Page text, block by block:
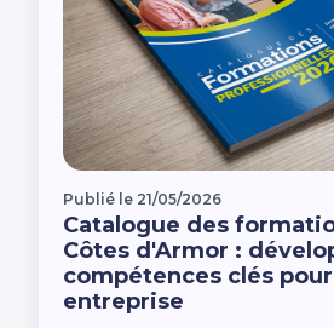
Publié le 21/05/2026
Catalogue des
Côtes d'Armor :
compétences clés
entreprise